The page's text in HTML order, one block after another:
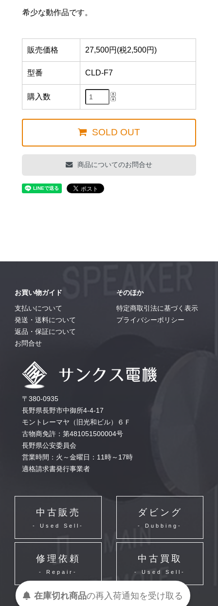
希少な動作品です。
販売価格 27,500円(税2,500円)
型番 CLD-F7
購入数
SOLD OUT
商品についてのお問合せ
お買い物ガイド
支払いについて
発送・送料について
返品・保証について
お問合せ
そのほか
特定商取引法に基づく表示
プライバシーポリシー
〒380-0935
長野県長野市中御所4-4-17
モントレーマヤ（旧光和ビル）６Ｆ
古物商免許：第481051500004号
長野県公安委員会
営業時間：火～金曜日：11時～17時
適格請求書発行事業者
中古販売
- Used Sell-
ダビング
- Dubbing-
修理依頼
- Repair-
中古買取
- Used Sell-
在庫切れ商品の再入荷通知を受け取る